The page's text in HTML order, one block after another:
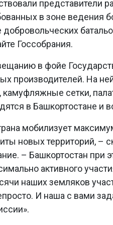
представители
в зоне ведения
Госсобрания.
в фойе
производителей. На
сетки,
в Башкортостане и
мобилизует
новых территорий, –
– Башкортостан при
активного
наших земляков
И наша с вами